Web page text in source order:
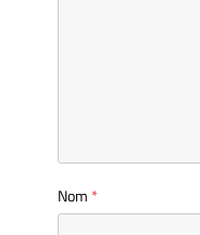
Nom *